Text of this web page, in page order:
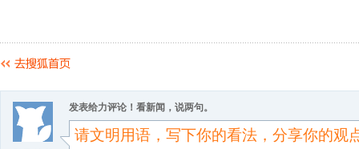
发表给力评论！看新闻，说两句。